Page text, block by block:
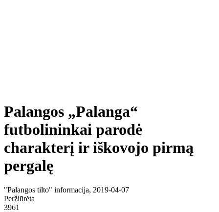
Palangos „Palanga“
futbolininkai parodė
charakterį ir iškovojo pirmą
pergalę
"Palangos tilto" informacija, 2019-04-07
Peržiūrėta
3961